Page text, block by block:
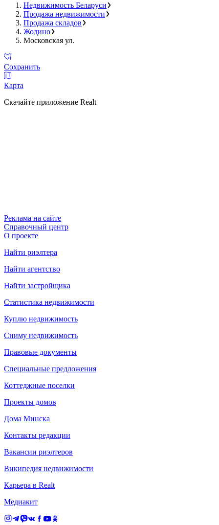
Недвижимость Беларуси
Продажа недвижимости
Продажа складов
Жодино
Московская ул.
Сохранить
Карта
Скачайте приложение Realt
Реклама на сайте
Справочный центр
О проекте
Найти риэлтера
Найти агентство
Найти застройщика
Статистика недвижимости
Куплю недвижимость
Сниму недвижимость
Правовые документы
Специальные предложения
Коттеджные поселки
Проекты домов
Дома Минска
Контакты редакции
Вакансии риэлтеров
Википедия недвижимости
Карьера в Realt
Медиакит